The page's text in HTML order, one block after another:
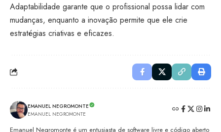
Adaptabilidade garante que o profissional possa lidar com
mudanças, enquanto a inovação permite que ele crie
estratégias criativas e eficazes.
EMANUEL NEGROMONTE
EMANUEL NEGROMONTE
Emanuel Negromonte é um entusiasta de software livre e código aberto